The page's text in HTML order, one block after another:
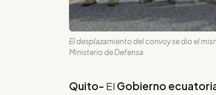
El desplazamiento del convoy se dio el
Ministerio de Defensa
Quito- El Gobierno